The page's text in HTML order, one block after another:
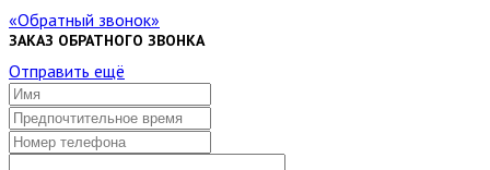
Обратный звонок
ЗАКАЗ ОБРАТНОГО ЗВОНКА
Отправить ещё